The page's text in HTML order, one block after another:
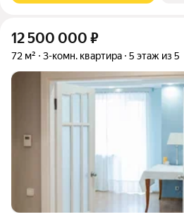
12 500 000 ₽
72 м² 3-комн. квартира 5 этаж из 5